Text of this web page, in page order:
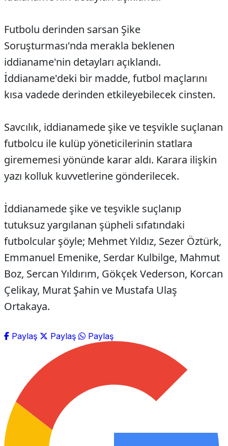
Futbolu derinden sarsan Şike
Soruşturması'nda merakla beklenen
iddianame'nin detayları açıklandı.
İddianame'deki bir madde, futbol maçlarını
kısa vadede derinden etkileyebilecek cinsten.
Savcılık, iddianamede şike ve teşvikle suçlanan
futbolcu ile kulüp yöneticilerinin statlara
girememesi yönünde karar aldı. Karara ilişkin
yazı kolluk kuvvetlerine gönderilecek.
İddianamede şike ve teşvikle suçlanıp
tutuksuz yargılanan şüpheli sıfatındaki
futbolcular şöyle; Mehmet Yıldız, Sezer Öztürk,
Emmanuel Emenike, Serdar Kulbilge, Mahmut
Boz, Sercan Yıldırım, Gökçek Vederson, Korcan
Çelikay, Murat Şahin ve Mustafa Ulaş
Ortakaya.
Paylaş Paylaş Paylaş